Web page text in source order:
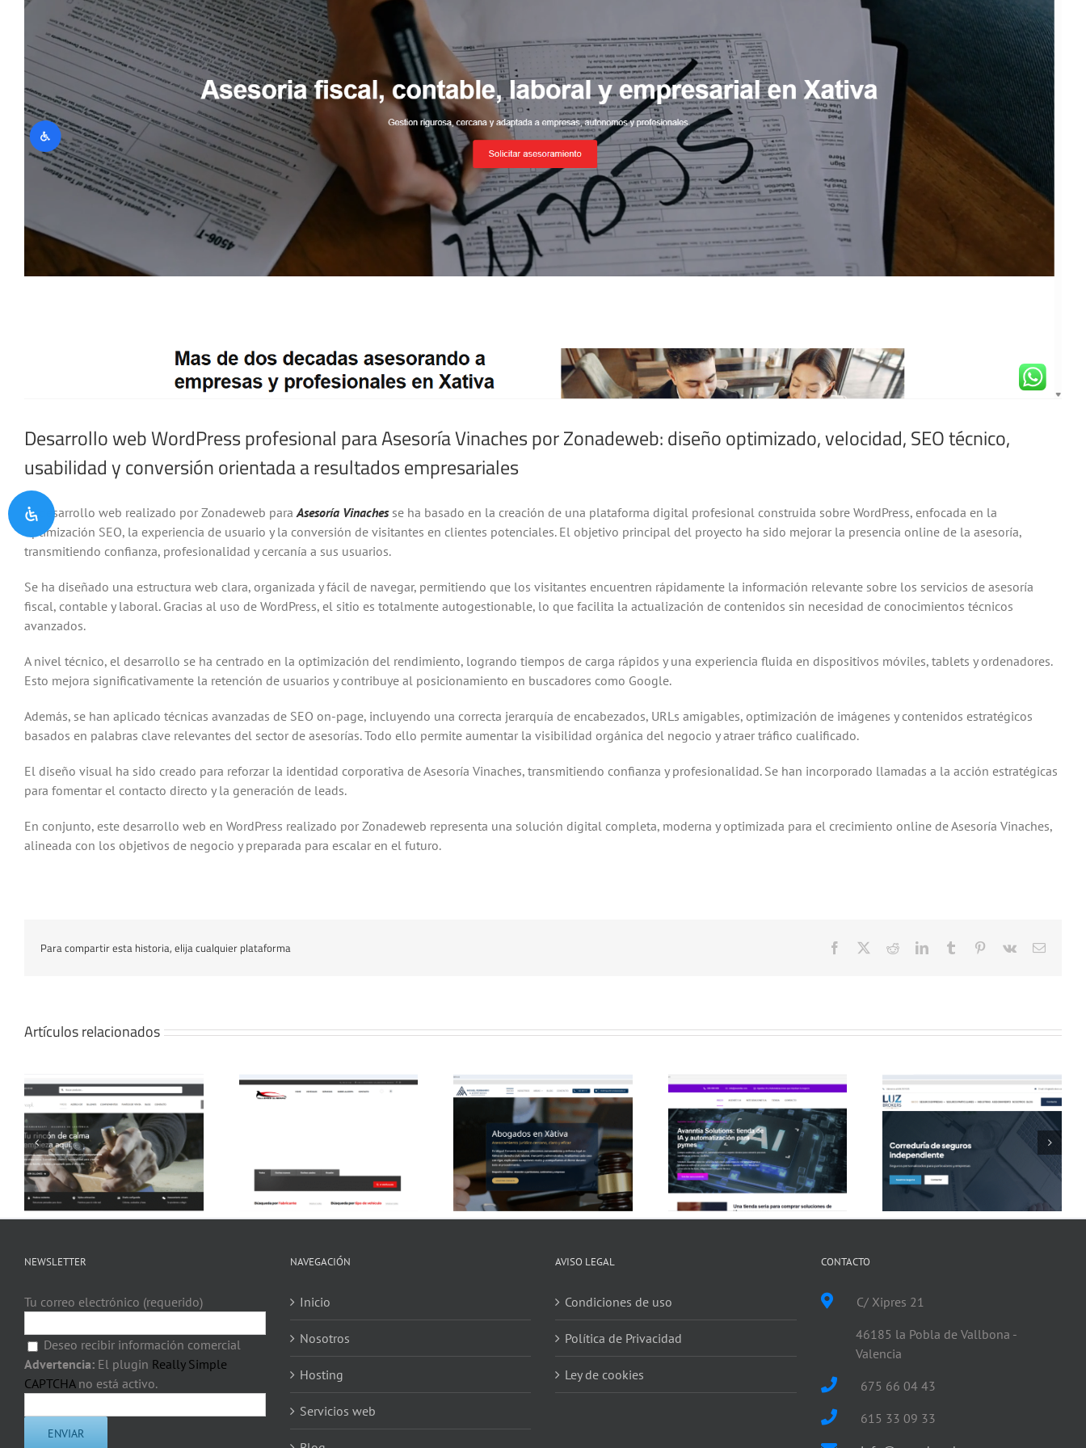
Desarrollo web WordPress profesional para Asesoría Vinaches por Zonadeweb: diseño optimizado, velocidad, SEO técnico,
usabilidad y conversión orientada a resultados empresariales
El desarrollo web realizado por Zonadeweb paraAsesoría Vinachesse ha basado en la creación de una plataforma digital profesional construida sobre WordPress, enfocada en la
optimización SEO, la experiencia de usuario y la conversión de visitantes en clientes potenciales. El objetivo principal del proyecto ha sido mejorar la presencia online de la asesoría,
transmitiendo confianza, profesionalidad y cercanía a sus usuarios.
Se ha diseñado una estructura web clara, organizada y fácil de navegar, permitiendo que los visitantes encuentren rápidamente la información relevante sobre los servicios de asesoría
fiscal, contable y laboral. Gracias al uso de WordPress, el sitio es totalmente autogestionable, lo que facilita la actualización de contenidos sin necesidad de conocimientos técnicos
avanzados.
A nivel técnico, el desarrollo se ha centrado en la optimización del rendimiento, logrando tiempos de carga rápidos y una experiencia fluida en dispositivos móviles, tablets y ordenadores.
Esto mejora significativamente la retención de usuarios y contribuye al posicionamiento en buscadores como Google.
Además, se han aplicado técnicas avanzadas de SEO on-page, incluyendo una correcta jerarquía de encabezados, URLs amigables, optimización de imágenes y contenidos estratégicos
basados en palabras clave relevantes del sector de asesorías. Todo ello permite aumentar la visibilidad orgánica del negocio y atraer tráfico cualificado.
El diseño visual ha sido creado para reforzar la identidad corporativa de Asesoría Vinaches, transmitiendo confianza y profesionalidad. Se han incorporado llamadas a la acción estratégicas
para fomentar el contacto directo y la generación de leads.
En conjunto, este desarrollo web en WordPress realizado por Zonadeweb representa una solución digital completa, moderna y optimizada para el crecimiento online de Asesoría Vinaches,
alineada con los objetivos de negocio y preparada para escalar en el futuro.
Para compartir esta historia, elija cualquier plataforma Facebook RedditLinkedInTumblr Pinterest
Vk
Correo
Artículos relacionados
Algerpa Avanntia Solutions Luz Brokers
NEWSLETTER
Tu correo electrónico (requerido)
Deseo recibir información comercial
Advertencia: El plugin Really Simple
CAPTCHAno está activo.
NAVEGACIÓN
Inicio
Nosotros
Hosting
Servicios web
AVISO LEGAL
Condiciones de uso
Política de Privacidad
Ley de cookies
CONTACTO
C/ Xipres 21
46185 la Pobla de Vallbona -
Valencia
675 66 04 43
615 33 09 33